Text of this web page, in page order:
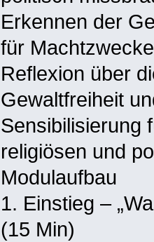
Erkennen der
für
Reflexion über
Gewaltfreiheit
Sensibilisierung
religiösen und
Modulaufbau
1. Einstieg –
(15 Min)